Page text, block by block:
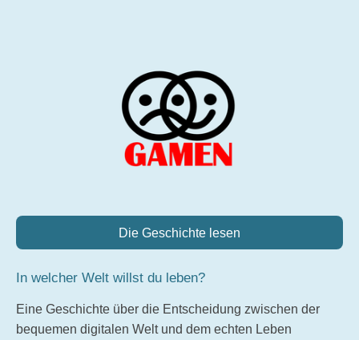
Die Geschichte lesen
In welcher Welt willst du leben?
Eine Geschichte über die Entscheidung zwischen der
bequemen digitalen Welt und dem echten Leben